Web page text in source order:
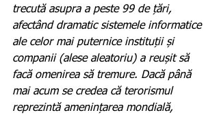
trecută asupra a peste 99 de țări,
afectând dramatic sistemele informatice
ale celor mai puternice instituții și
companii (alese aleatoriu) a reușit să
facă omenirea să tremure. Dacă până
mai acum se credea că terorismul
reprezintă amenințarea mondială,